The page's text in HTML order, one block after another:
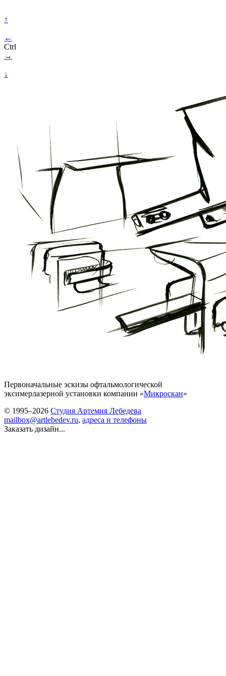
↑
←
Ctrl
→
↓
Первоначальные эскизы офтальмологической
эксимерлазерной установки компании «Микроскан»
© 1995–2026 Студия Артемия Лебедева
mailbox@artlebedev.ru, адреса и телефоны
Заказать дизайн...